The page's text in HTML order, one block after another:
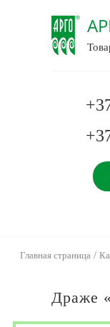
Главная страница /
Драже